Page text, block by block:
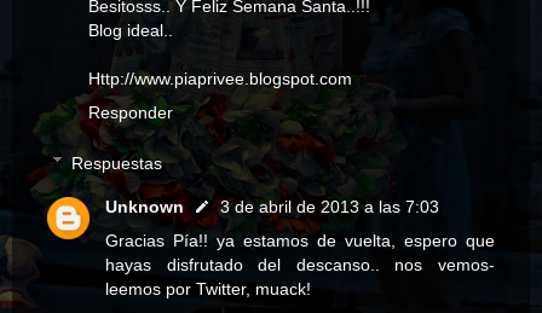
Besitosss.. Y Feliz Semana Santa..!!!
Blog ideal..
Http://www.piaprivee.blogspot.com
Responder
Respuestas
Unknown
3 de abril de 2013 a las 7:03
Gracias Pía!! ya estamos de vuelta, espero que
hayas disfrutado del descanso.. nos vemos-
leemos por Twitter, muack!